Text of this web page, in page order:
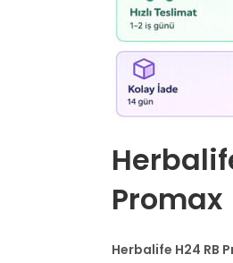
Promax
Herbalife H24 RB